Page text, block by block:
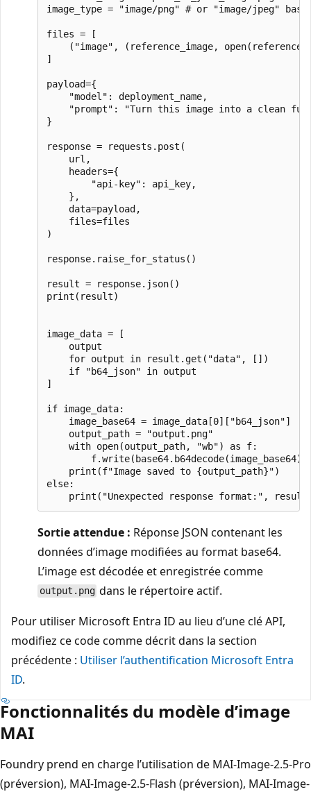
image_type = "image/png" # or "image/jpeg"
files = [
("image", (reference_image,
]
payload={
    "model": deployment_name,
"prompt": "Turn this image into a clean
}
response = requests.post(
    url,
    headers={
        "api-key": api_key,
    },
    data=payload,
    files=files
)
response.raise_for_status()
result = response.json()
print(result)
image_data = [
    output
    for output in result.get("data", [])
    if "b64_json" in output
]
if image_data:
    image_base64 = image_data[0]["b64_json"]
    output_path = "output.png"
    with open(output_path, "wb") as f:
        f.write(base64.b64decode(image_base64))
    print(f"Image saved to {output_path}")
else:
Sortie attendue : Réponse JSON contenant les
données d’image modifiées au format base64.
L’image est décodée et enregistrée comme
output.png dans le répertoire actif.
Pour utiliser Microsoft Entra ID au lieu d’une clé API,
modifiez ce code comme décrit dans la section
précédente : Utiliser l’authentification Microsoft Entra
ID.
Fonctionnalités du modèle d’image
MAI
Foundry prend en charge l’utilisation de MAI-Image-2.5-Pro
(préversion), MAI-Image-2.5-Flash (préversion), MAI-Image-